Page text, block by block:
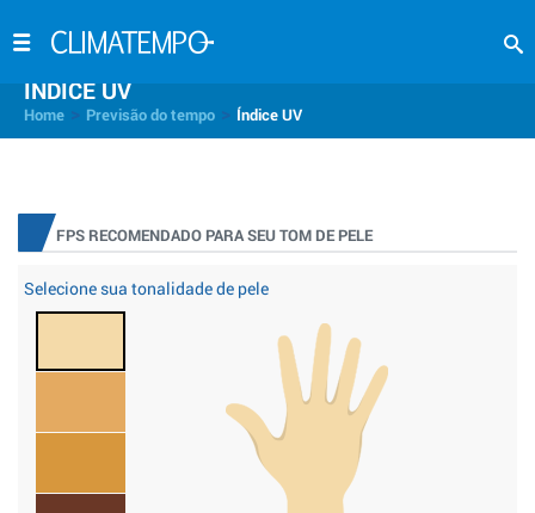
INDICE UV
Home Previsão do tempo Índice UV
FPS RECOMENDADO PARA SEU TOM DE PELE
Selecione sua tonalidade de pele